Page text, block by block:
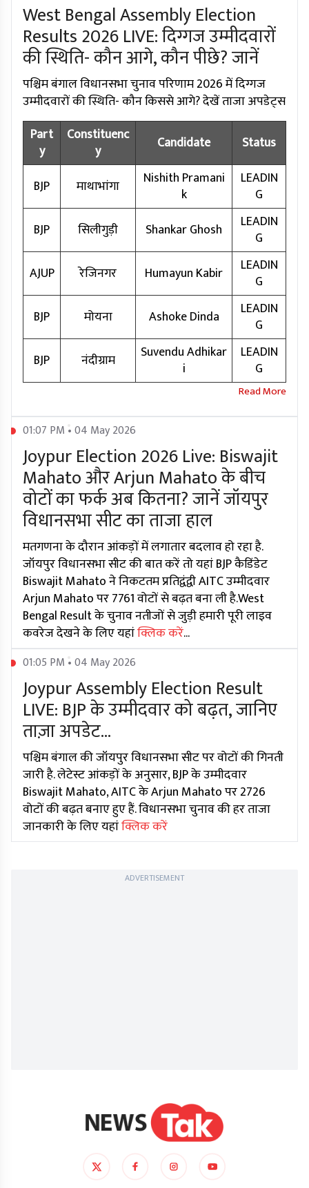
West Bengal Assembly Election
Results 2026 LIVE: दिग्गज उम्मीदवारों
की स्थिति- कौन आगे, कौन पीछे? जानें
पश्चिम बंगाल विधानसभा चुनाव परिणाम 2026 में दिग्गज
उम्मीदवारों की स्थिति- कौन किससे आगे? देखें ताजा अपडेट्स
Part
y
Constituenc
y
Candidate Status
BJP माथाभांगा
Nishith Pramani
k
LEADIN
G
BJP
सिलीगुड़ी Shankar Ghosh
LEADIN
G
AJUP
रेजिनगर Humayun Kabir
LEADIN
G
BJP
मोयना Ashoke Dinda
LEADIN
G
BJP
नंदीग्राम
Suvendu Adhikar
i
LEADIN
G
01:07 PM • 04 May 2026
Joypur Election 2026 Live: Biswajit
Mahato और Arjun Mahato के बीच
वोटों का फर्क अब कितना? जानें जॉयपुर
विधानसभा सीट का ताजा हाल
मतगणना के दौरान आंकड़ों में लगातार बदलाव हो रहा है.
जॉयपुर विधानसभा सीट की बात करें तो यहां BJP कैडिंडेट
Biswajit Mahato ने निकटतम प्रतिद्वंद्वी AITC उम्मीदवार
Arjun Mahato पर 7761 वोटों से बढ़त बना ली है.West
Bengal Result के चुनाव नतीजों से जुड़ी हमारी पूरी लाइव
कवरेज देखने के लिए यहांक्लिक करें...
01:05 PM • 04 May 2026
Joypur Assembly Election Result
LIVE: BJP के उम्मीदवार को बढ़त, जानिए
ताज़ा अपडेट...
पश्चिम बंगाल की जॉयपुर विधानसभा सीट पर वोटों की गिनती
जारी है. लेटेस्ट आंकड़ों के अनुसार, BJP के उम्मीदवार
Biswajit Mahato, AITC के Arjun Mahato पर 2726
वोटों की बढ़त बनाए हुए हैं. विधानसभा चुनाव की हर ताजा
जानकारी के लिए यहांक्लिक करें
ADVERTISEMENT